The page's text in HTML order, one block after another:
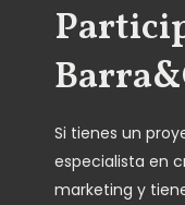
Si tienes un
especialista en
marketing y